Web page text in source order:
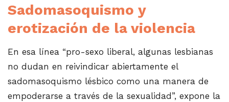
Sadomasoquismo y
erotización de la violencia
En esa línea “pro-sexo liberal, algunas lesbianas
no dudan en reivindicar abiertamente el
sadomasoquismo lésbico como una manera de
empoderarse a través de la sexualidad”, expone la